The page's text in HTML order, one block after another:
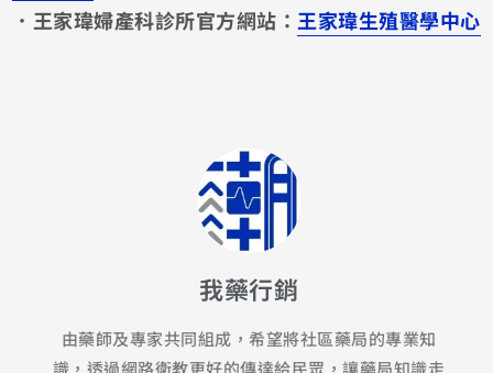
．王家瑋婦產科診所官方網站：王家瑋生殖醫學中心
我藥行銷
由藥師及專家共同組成，希望將社區藥局的專業知
識，透過網路衛教更好的傳達給民眾，讓藥局知識走